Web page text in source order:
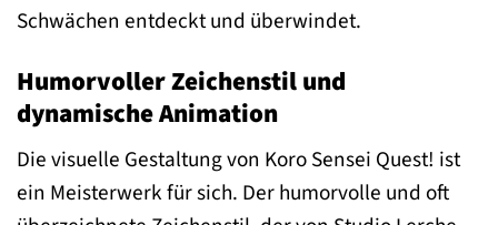
Schwächen entdeckt und überwindet.
Humorvoller Zeichenstil und
dynamische Animation
Die visuelle Gestaltung von Koro Sensei Quest! ist
ein Meisterwerk für sich. Der humorvolle und oft